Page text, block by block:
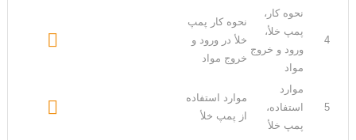
4
نحوه کار،
پمپ خلأ،
ورود و خروج
مواد
نحوه کار پمپ‌
خلأ در ورود و
خروج مواد

5
موارد
استفاده،
پمپ خلأ
موارد استفاده
از پمپ خلأ
